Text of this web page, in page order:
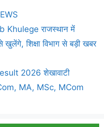
Khulege राजस्थान में
शिक्षा विभाग से बड़ी खबर
2026 शेखावाटी
MA, MSc, MCom